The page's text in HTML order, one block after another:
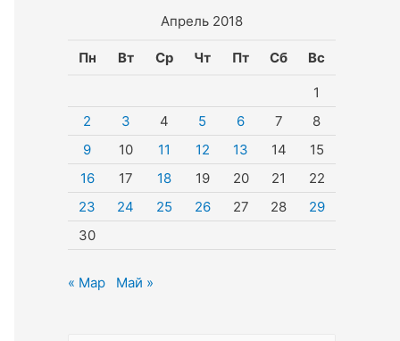
Апрель 2018
Пн Вт Ср Чт Пт Сб Вс
1
2
3 4 5 6 7
8
9
10 11 12 13 14
15
16
17 18 19 20 21
22
23
24 25 26 27 28
29
30
« Мар Май »